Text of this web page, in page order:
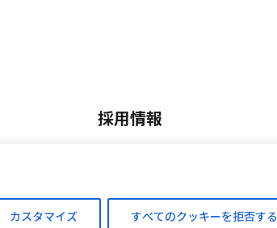
カスタマイズ すべてのクッキーを拒否する
採用情報